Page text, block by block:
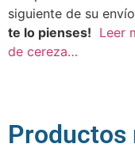
siguiente de su
te lo pienses! Leer
de cereza…
Productos